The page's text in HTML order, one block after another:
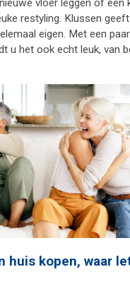
vloer leggen of een
restyling. Klussen
eigen. Met een
u het ook echt leuk, van
huis kopen, waar